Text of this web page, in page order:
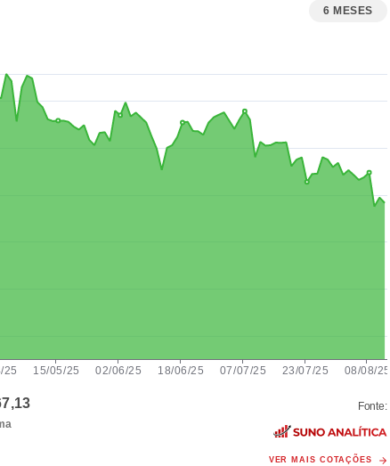
6 MESES
Fonte:
VER MAIS COTAÇÕES